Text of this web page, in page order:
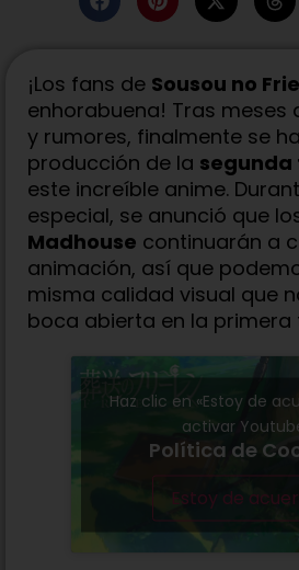
¡Los fans de Sousou no
enhorabuena! Tras meses
y rumores, finalmente se
producción de la
este increíble anime.
especial, se anunció que
Madhouse continuarán a
animación, así que
misma calidad visual que
boca abierta en la
Haz clic en «Estoy de
activar
Política de
Estoy de